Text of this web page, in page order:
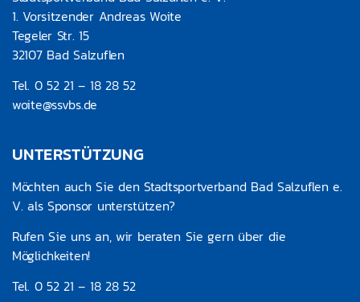
1. Vorsitzender Andreas Woite
Tegeler Str. 15
32107 Bad Salzuflen
Tel. 0 52 21 – 18 28 52
woite@ssvbs.de
UNTERSTÜTZUNG
Möchten auch Sie den Stadtsportverband Bad Salzuflen e.
V. als Sponsor unterstützen?
Rufen Sie uns an, wir beraten Sie gern über die
Möglichkeiten!
Tel. 0 52 21 – 18 28 52